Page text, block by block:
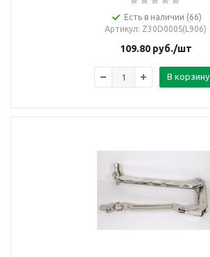
Есть в наличии (66)
Артикул: Z30D000S(L906)
109.80руб./шт
В корзину